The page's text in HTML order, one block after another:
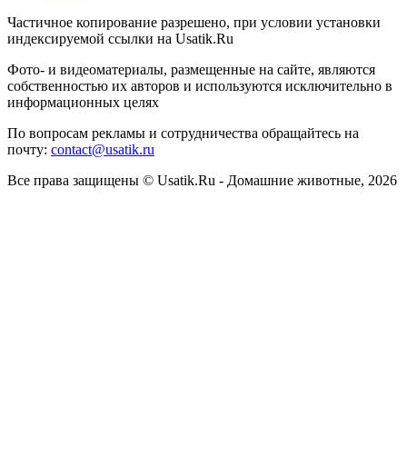
Частичное копирование разрешено, при условии установки
индексируемой ссылки на Usatik.Ru
Фото- и видеоматериалы, размещенные на сайте, являются
собственностью их авторов и используются исключительно в
информационных целях
По вопросам рекламы и сотрудничества обращайтесь на
почту: contact@usatik.ru
Все права защищены © Usatik.Ru - Домашние животные, 2026